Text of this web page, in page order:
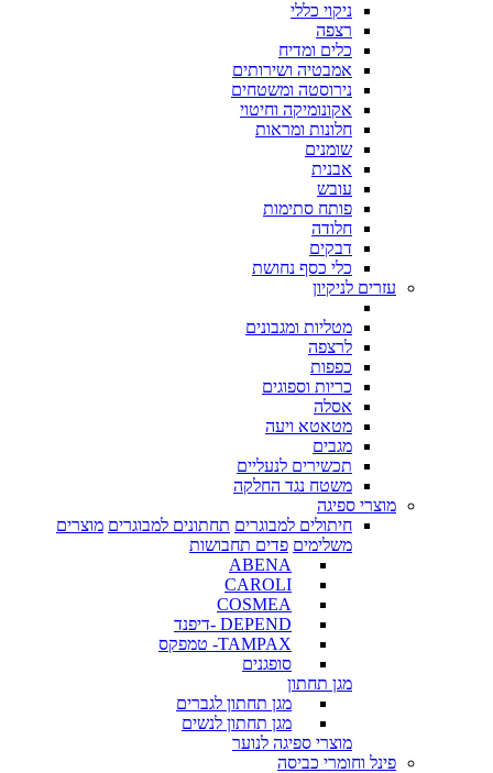
ניקוי כללי
רצפה
כלים ומדיח
אמבטיה ושירותים
נירוסטה ומשטחים
אקונומיקה וחיטוי
חלונות ומראות
שומנים
אבנית
עובש
פותח סתימות
חלודה
דבקים
כלי כסף נחושת
עזרים לניקיון
מטליות ומגבונים
לרצפה
כפפות
כריות וספוגים
אסלה
מטאטא ויעה
מגבים
תכשירים לנעליים
משטח נגד החלקה
מוצרי ספיגה
חיתולים למבוגרים תחתונים למבוגרים מוצרים
משלימים פדים תחבושות
ABENA
CAROLI
COSMEA
DEPEND -דיפנד
TAMPAX- טמפקס
סופגנים
מגן תחתון
מגן תחתון לגברים
מגן תחתון לנשים
מוצרי ספיגה לנוער
פינל וחומרי כביסה